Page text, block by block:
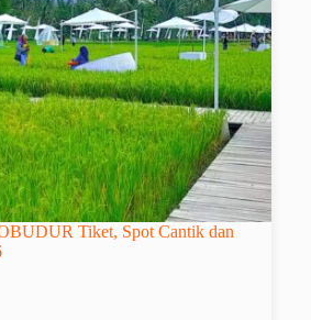
Tiket, Spot Cantik dan